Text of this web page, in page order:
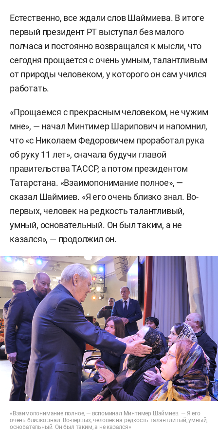
Естественно, все ждали слов Шаймиева. В итоге
первый президент РТ выступал без малого
полчаса и постоянно возвращался к мысли, что
сегодня прощается с очень умным, талантливым
от природы человеком, у которого он сам учился
работать.
«Прощаемся с прекрасным человеком, не чужим
мне», — начал Минтимер Шарипович и напомнил,
что «с Николаем Федоровичем проработал рука
об руку 11 лет», сначала будучи главой
правительства ТАССР, а потом президентом
Татарстана. «Взаимопонимание полное», —
сказал Шаймиев. «Я его очень близко знал. Во-
первых, человек на редкость талантливый,
умный, основательный. Он был таким, а не
казался», — продолжил он.
«Взаимопонимание полное, — вспоминал Минтимер Шаймиев. — Я его
очень близко знал. Во-первых, человек на редкость талантливый, умный,
основательный. Он был таким, а не казался»